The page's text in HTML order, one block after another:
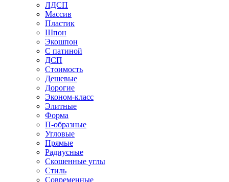
ЛДСП
Массив
Пластик
Шпон
Экошпон
С патиной
ДСП
Стоимость
Дешевые
Дорогие
Эконом-класс
Элитные
Форма
П-образные
Угловые
Прямые
Радиусные
Скошенные углы
Стиль
Современные